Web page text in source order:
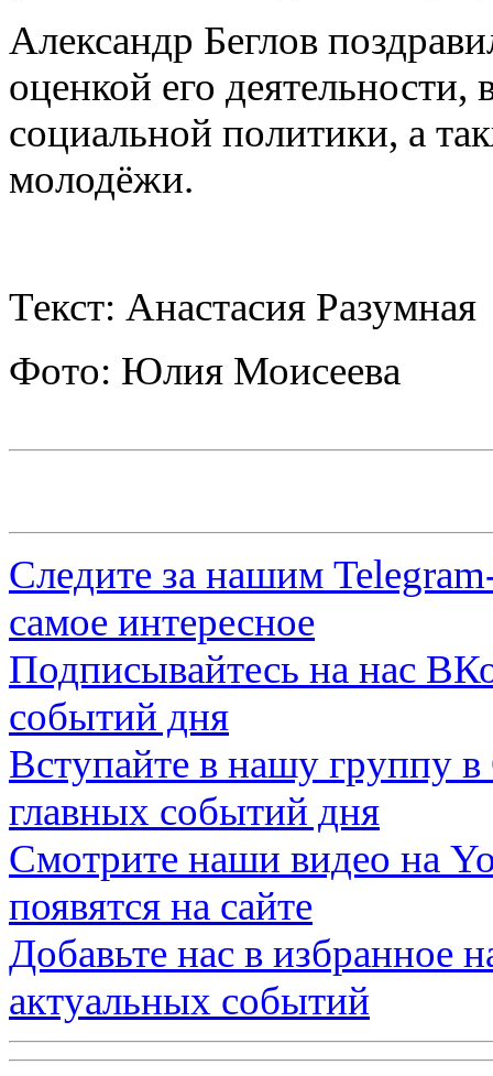
Александр Беглов
оценкой его
социальной политики, а
молодёжи.
Текст: Анастасия Разумная
Фото: Юлия Моисеева
Следите за нашим
самое интересное
Подписывайтесь на нас
событий дня
Вступайте в нашу группу в
главных событий дня
Смотрите наши видео на
появятся на сайте
Добавьте нас в избранное
актуальных событий